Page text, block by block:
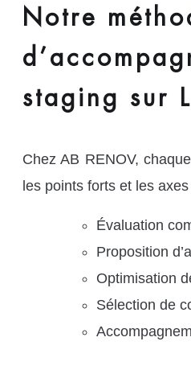
Notre
staging sur
Chez AB RENOV,
les points forts et les
Évaluation
Proposition
Optimisation
Sélection de